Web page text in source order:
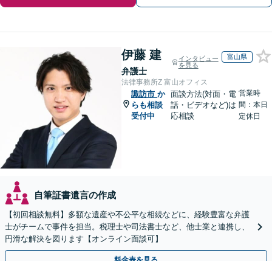
伊藤 建
弁護士
インタビュー
を見る
富山県
法律事務所Z 富山オフィス
諏訪市 か
らも相談
受付中
面談方法(対面・電
話・ビデオなど)は
応相談
営業時
間：本日
定休日
自筆証書遺言の作成
【初回相談無料】多額な遺産や不公平な相続などに、経験豊富な弁護
士がチームで事件を担当。税理士や司法書士など、他士業と連携し、
円滑な解決を図ります【オンライン面談可】